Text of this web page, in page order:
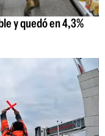
y quedó en 4,3%